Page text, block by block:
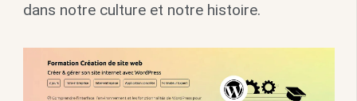
dans notre culture et notre histoire.